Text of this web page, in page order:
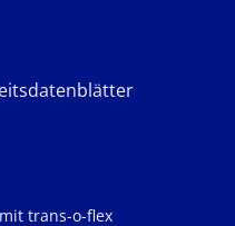
trans-o-flex